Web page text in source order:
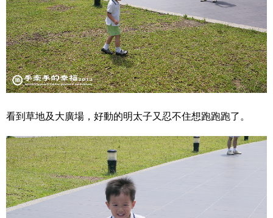
看到草地及大廣場，好動的明太子又忍不住想跑跑跑了。